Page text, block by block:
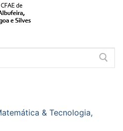
& Tecnologia,